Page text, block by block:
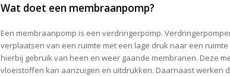
Wat doet een membraanpomp?
Een membraanpomp is een verdringerpomp.
verplaatsen van een ruimte met een lage druk naar een
hierbij gebruik van heen en weer gaande membranen. Deze
vloeistoffen kan aanzuigen en uitdrukken. Daarnaast werken